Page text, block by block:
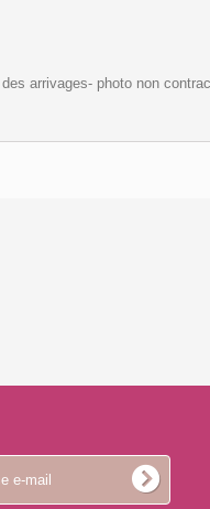
arrivages- photo non